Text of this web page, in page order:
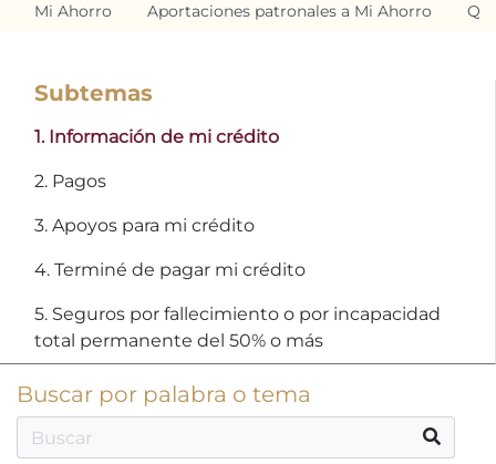
Mi Ahorro Aportaciones patronales a Mi Ahorro
Subtemas
1. Información de mi crédito
2. Pagos
3. Apoyos para mi crédito
4. Terminé de pagar mi crédito
5. Seguros por fallecimiento o por incapacidad
total permanente del 50% o más
Buscar por palabra o tema